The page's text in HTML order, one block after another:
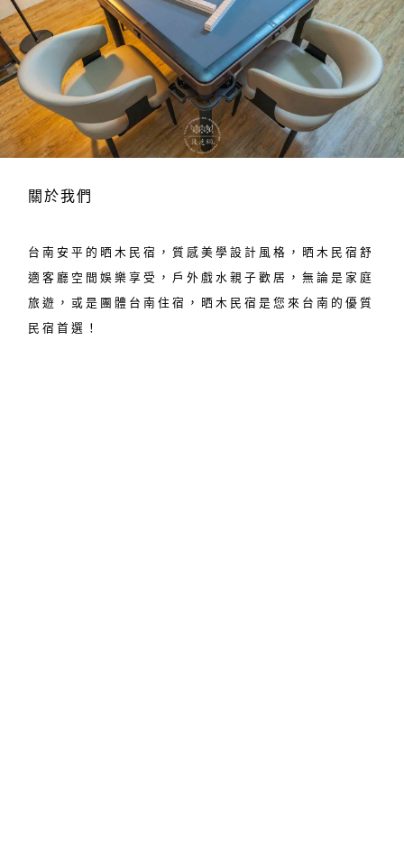
關於我們
台南安平的晒木民宿，質感美學設計風格，晒木民宿舒
適客廳空間娛樂享受，戶外戲水親子歡居，無論是家庭
旅遊，或是團體台南住宿，晒木民宿是您來台南的優質
民宿首選！